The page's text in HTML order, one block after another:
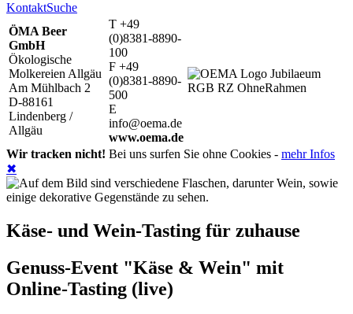
KontaktSuche
ÖMA Beer
GmbH
Ökologische
Molkereien Allgäu
Am Mühlbach 2
D-88161
Lindenberg /
Allgäu
T +49
(0)8381-8890-
100
F +49
(0)8381-8890-
500
E
info@oema.de
www.oema.de
Wir tracken nicht! Bei uns surfen Sie ohne Cookies - mehr Infos
✖
Käse- und Wein-Tasting für zuhause
Genuss-Event "Käse & Wein" mit
Online-Tasting (live)